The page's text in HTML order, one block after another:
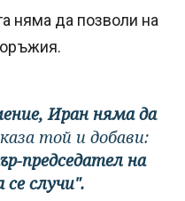
няма да позволи на
Иран няма да
той и добави:
председател на
случи".